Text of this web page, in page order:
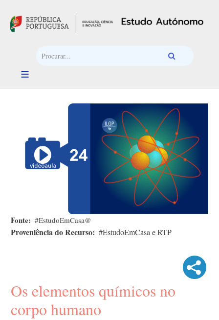
Fonte #EstudoEmCasa@
Proveniência do Recurso #EstudoEmCasa e RTP
Os elementos químicos no
corpo humano